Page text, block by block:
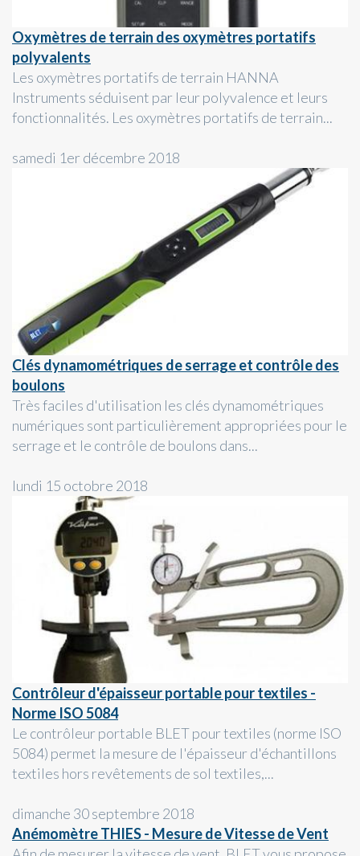
Oxymètres de terrain des oxymètres portatifs
polyvalents
Les oxymètres portatifs de terrain HANNA
Instruments séduisent par leur polyvalence et leurs
fonctionnalités. Les oxymètres portatifs de terrain...
samedi 1er décembre 2018
Clés dynamométriques de serrage et contrôle des
boulons
Très faciles d'utilisation les clés dynamométriques
numériques sont particulièrement appropriées pour le
serrage et le contrôle de boulons dans...
lundi 15 octobre 2018
Contrôleur d'épaisseur portable pour textiles -
Norme ISO 5084
Le contrôleur portable BLET pour textiles (norme ISO
5084) permet la mesure de l'épaisseur d'échantillons
textiles hors revêtements de sol textiles,...
dimanche 30 septembre 2018
Anémomètre THIES - Mesure de Vitesse de Vent